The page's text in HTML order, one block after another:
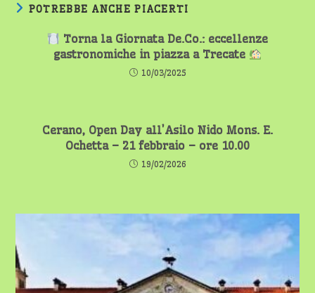
POTREBBE ANCHE PIACERTI
Torna la Giornata De.Co.: eccellenze
gastronomiche in piazza a Trecate
10/03/2025
Cerano, Open Day all’Asilo Nido Mons. E.
Ochetta – 21 febbraio – ore 10.00
19/02/2026